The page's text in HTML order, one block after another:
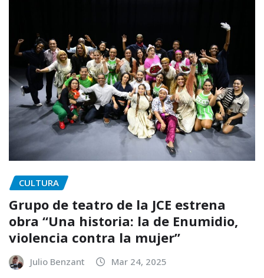
CULTURA
Grupo de teatro de la JCE estrena
obra “Una historia: la de Enumidio,
violencia contra la mujer”
Julio Benzant Mar 24, 2025